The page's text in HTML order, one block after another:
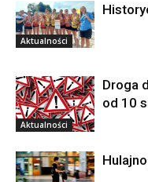
Aktualności
Aktualności
Droga
od 10